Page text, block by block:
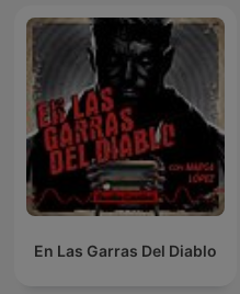
En Las Garras Del Diablo